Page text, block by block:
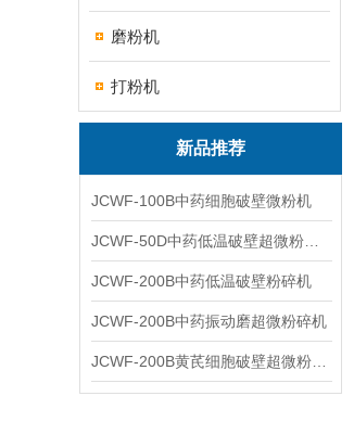
磨粉机
打粉机
新品推荐
JCWF-100B中药细胞破壁微粉机
JCWF-200B中药低温破壁粉碎机
JCWF-200B中药振动磨超微粉碎机